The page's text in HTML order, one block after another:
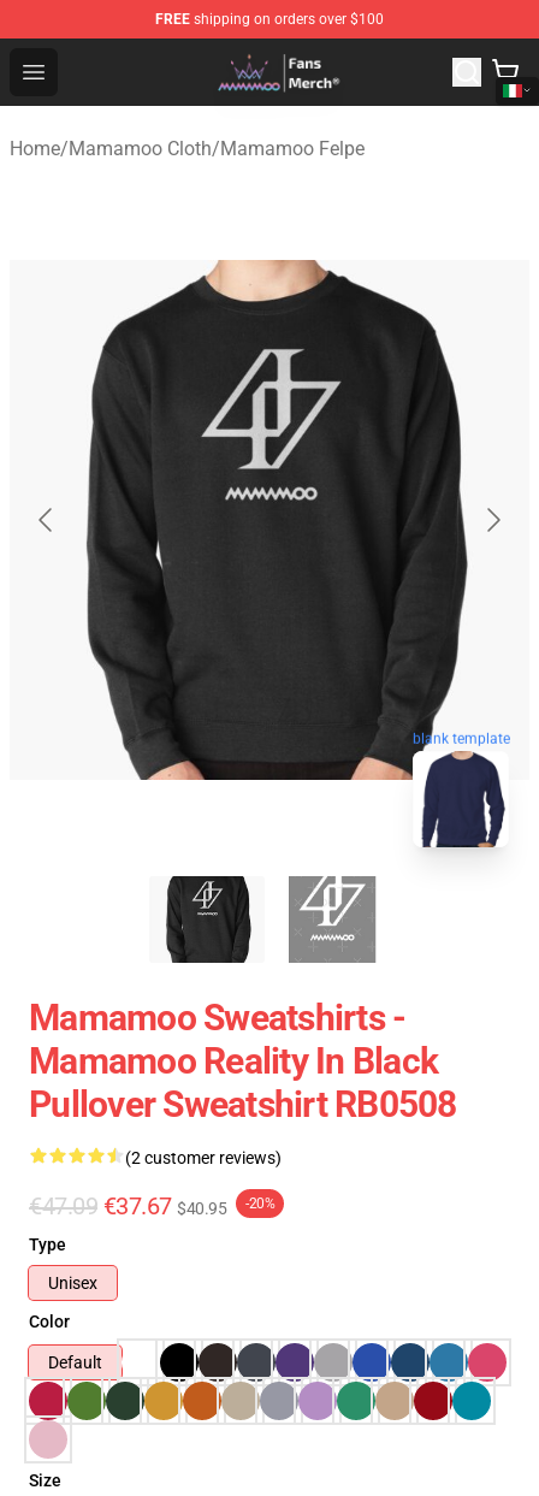
FREE shipping on orders over $100
Open menu
Mamamoo Store - Official Mamamoo Merchandise Shop
Home/Mamamoo Cloth/Mamamoo Felpe
blank template
Mamamoo Sweatshirts -
Mamamoo Reality In Black
Pullover Sweatshirt RB0508
(2 customer reviews)
€47.09 €37.67 $40.95 -20%
Type
Unisex
Color
Default
Size